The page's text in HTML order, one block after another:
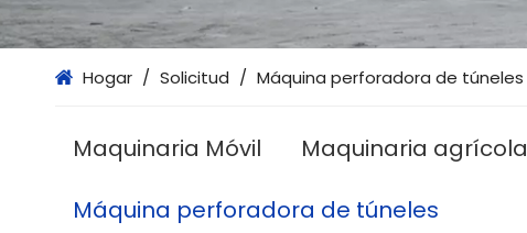
Hogar / Solicitud / Máquina perforadora de túneles
Maquinaria Móvil Maquinaria agrícola
Máquina perforadora de túneles